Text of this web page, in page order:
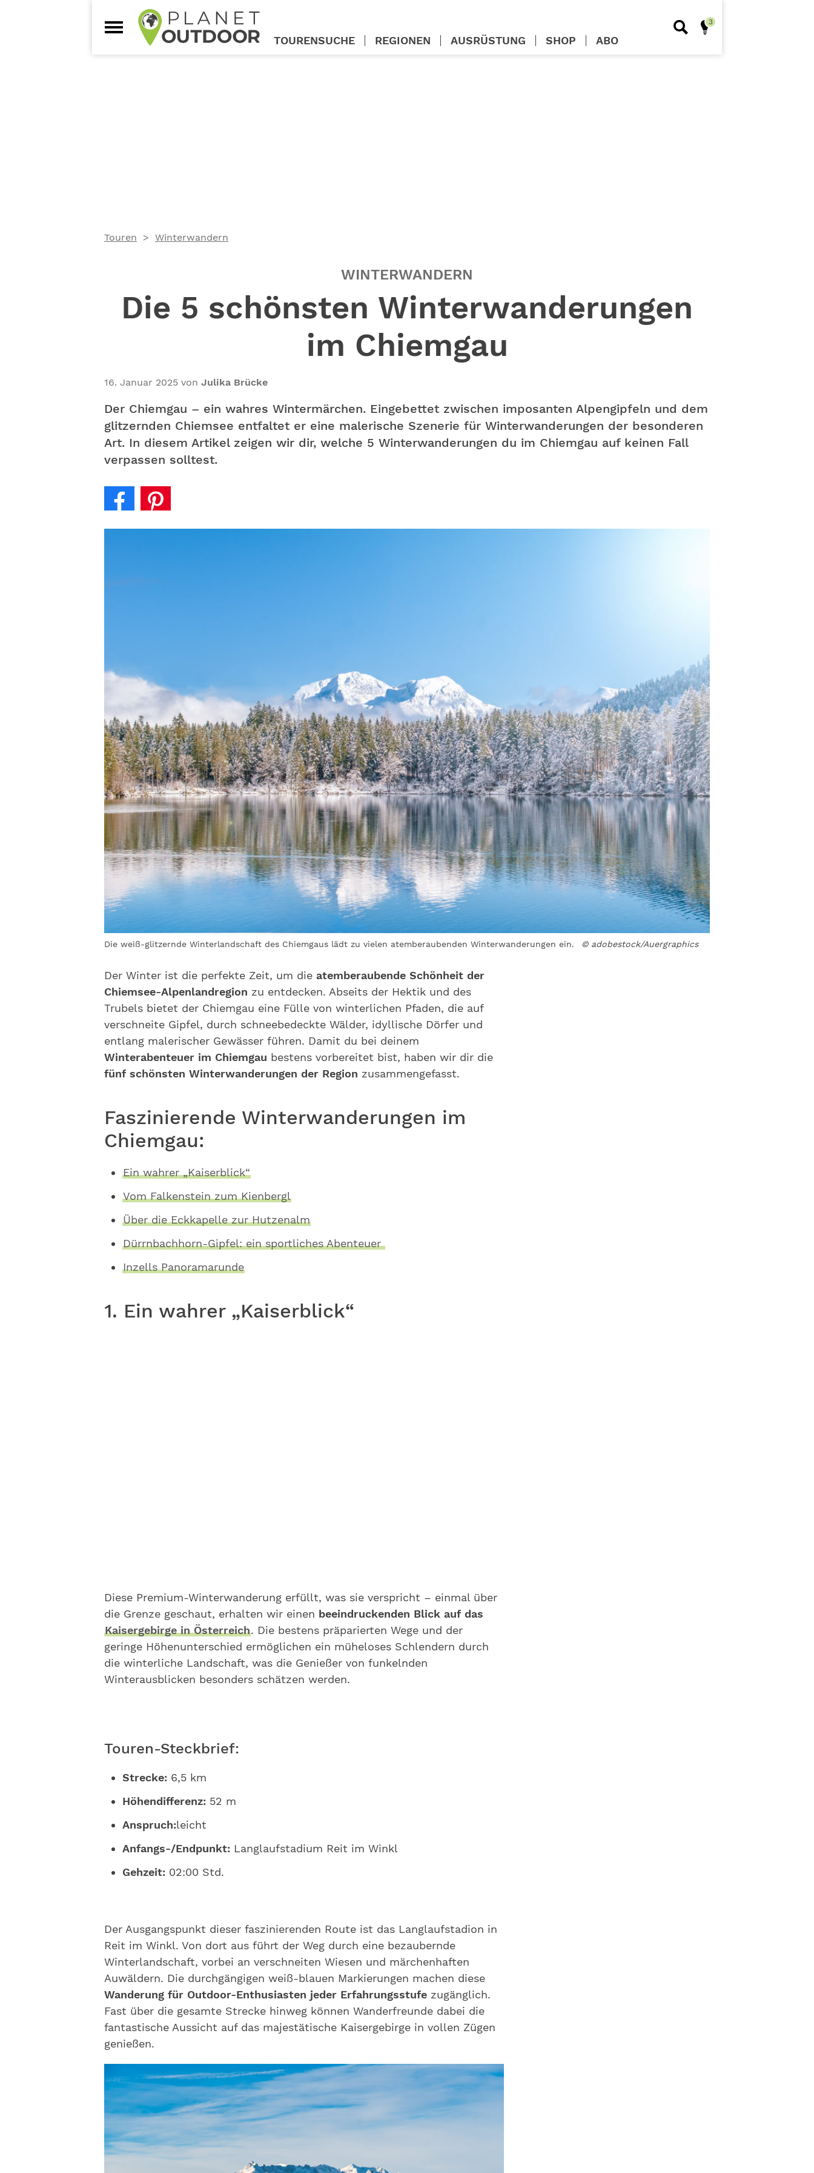
Touren Winterwandern
WINTERWANDERN
Die 5 schönsten Winterwanderungen
im Chiemgau
16. Januar 2025 von Julika Brücke
Der Chiemgau – ein wahres Wintermärchen. Eingebettet zwischen imposanten Alpengipfeln und dem
glitzernden Chiemsee entfaltet er eine malerische Szenerie für Winterwanderungen der besonderen
Art. In diesem Artikel zeigen wir dir, welche 5 Winterwanderungen du im Chiemgau auf keinen Fall
verpassen solltest.
Die weiß-glitzernde Winterlandschaft des Chiemgaus lädt zu vielen atemberaubenden Winterwanderungen ein. © adobestock/Auergraphics
Der Winter ist die perfekte Zeit, um die atemberaubende Schönheit der
Chiemsee-Alpenlandregion zu entdecken. Abseits der Hektik und des
Trubels bietet der Chiemgau eine Fülle von winterlichen Pfaden, die auf
verschneite Gipfel, durch schneebedeckte Wälder, idyllische Dörfer und
entlang malerischer Gewässer führen. Damit du bei deinem
Winterabenteuer im Chiemgau bestens vorbereitet bist, haben wir dir die
fünf schönsten Winterwanderungen der Region zusammengefasst.
Faszinierende Winterwanderungen im
Chiemgau:
Ein wahrer „Kaiserblick“
Vom Falkenstein zum Kienbergl
Über die Eckkapelle zur Hutzenalm
Dürrnbachhorn-Gipfel: ein sportliches Abenteuer
Inzells Panoramarunde
1. Ein wahrer „Kaiserblick“
Diese Premium-Winterwanderung erfüllt, was sie verspricht – einmal über
die Grenze geschaut, erhalten wir einen beeindruckenden Blick auf das
Kaisergebirge in Österreich. Die bestens präparierten Wege und der
geringe Höhenunterschied ermöglichen ein müheloses Schlendern durch
die winterliche Landschaft, was die Genießer von funkelnden
Winterausblicken besonders schätzen werden.
Touren-Steckbrief:
Strecke: 6,5 km
Höhendifferenz: 52 m
Anspruch:leicht
Anfangs-/Endpunkt: Langlaufstadium Reit im Winkl
Gehzeit: 02:00 Std.
Der Ausgangspunkt dieser faszinierenden Route ist das Langlaufstadion in
Reit im Winkl. Von dort aus führt der Weg durch eine bezaubernde
Winterlandschaft, vorbei an verschneiten Wiesen und märchenhaften
Auwäldern. Die durchgängigen weiß-blauen Markierungen machen diese
Wanderung für Outdoor-Enthusiasten jeder Erfahrungsstufe zugänglich.
Fast über die gesamte Strecke hinweg können Wanderfreunde dabei die
fantastische Aussicht auf das majestätische Kaisergebirge in vollen Zügen
genießen.
TOURENSUCHE REGIONEN AUSRÜSTUNG SHOP ABO